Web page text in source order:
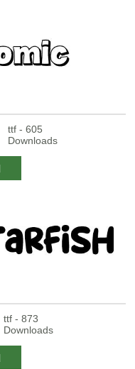
ttf - 605
Downloads
ttf - 873
Downloads